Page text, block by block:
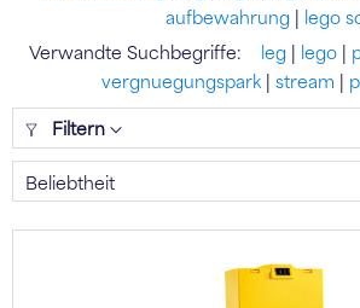
aufbewahrung| lego
Verwandte Suchbegriffe:
leg| lego|
vergnuegungspark | stream |
Filtern